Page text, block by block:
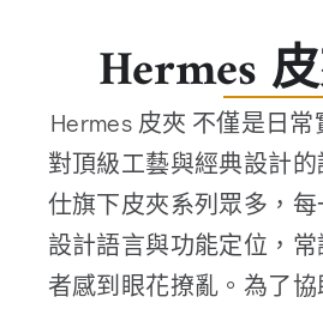
Hermes
Hermes 皮夾 不僅是日
對頂級工藝與經典設計
仕旗下皮夾系列眾多，
設計語言與功能定位，
者感到眼花撩亂。為了